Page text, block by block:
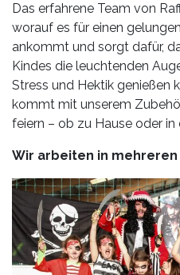
Referenzen
Blog
Jobs
Das erfahrene Team von
worauf es für einen
ankommt und sorgt dafür,
Kindes die leuchtenden
Stress und Hektik genießen
kommt mit unserem
feiern – ob zu Hause oder
Wir arbeiten in mehreren